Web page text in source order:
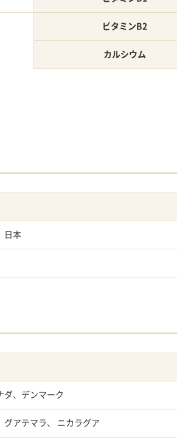
ビタミンB2
カルシウム
日本
ダ、デンマーク
グアテマラ、 ニカラグア